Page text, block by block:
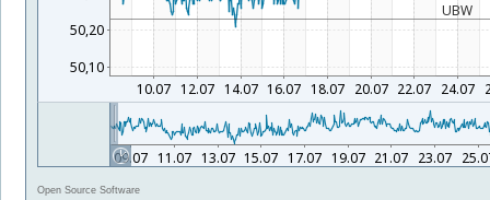
Open Source Software